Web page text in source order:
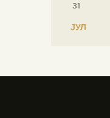
31
« ЈУЛ